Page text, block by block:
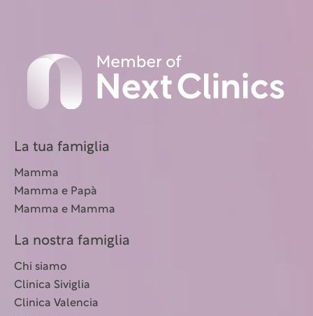
La tua famiglia
Mamma
Mamma e Papà
Mamma e Mamma
La nostra famiglia
Chi siamo
Clinica Siviglia
Clinica Valencia